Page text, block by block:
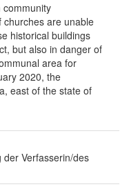
community
are unable
historical buildings
but also in danger of
area for
2020, the
east of the state of
Verfasserin/des